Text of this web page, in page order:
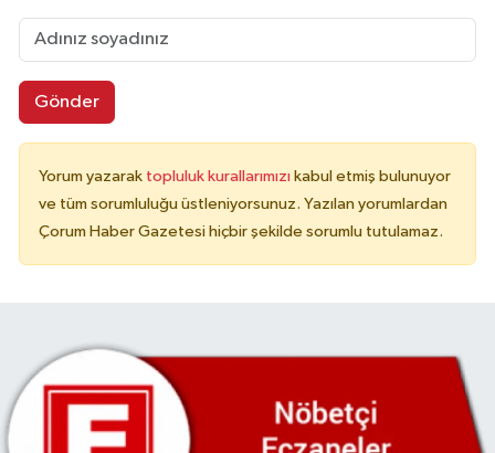
Gönder
Yorum yazarak topluluk kurallarımızı kabul etmiş bulunuyor
ve tüm sorumluluğu üstleniyorsunuz. Yazılan yorumlardan
Çorum Haber Gazetesi hiçbir şekilde sorumlu tutulamaz.